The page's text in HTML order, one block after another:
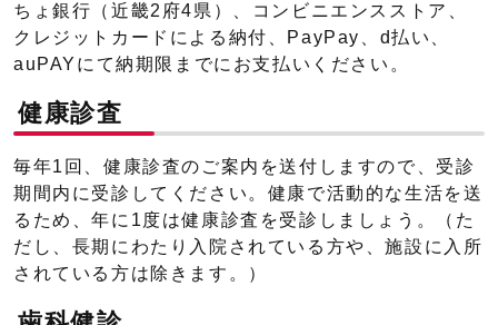
ちょ銀行（近畿2府4県）、コンビニエンスストア、
クレジットカードによる納付、PayPay、d払い、
auPAYにて納期限までにお支払いください。
健康診査
毎年1回、健康診査のご案内を送付しますので、受診
期間内に受診してください。健康で活動的な生活を送
るため、年に1度は健康診査を受診しましょう。（た
だし、長期にわたり入院されている方や、施設に入所
されている方は除きます。）